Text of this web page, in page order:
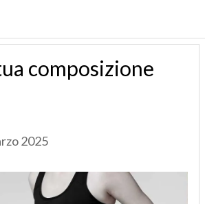
composizione
2025